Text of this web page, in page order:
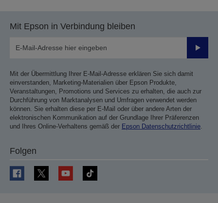
Mit Epson in Verbindung bleiben
Mit der Übermittlung Ihrer E-Mail-Adresse erklären Sie sich damit
einverstanden, Marketing-Materialien über Epson Produkte,
Veranstaltungen, Promotions und Services zu erhalten, die auch zur
Durchführung von Marktanalysen und Umfragen verwendet werden
können. Sie erhalten diese per E-Mail oder über andere Arten der
elektronischen Kommunikation auf der Grundlage Ihrer Präferenzen
und Ihres Online-Verhaltens gemäß der Epson Datenschutzrichtlinie
Folgen